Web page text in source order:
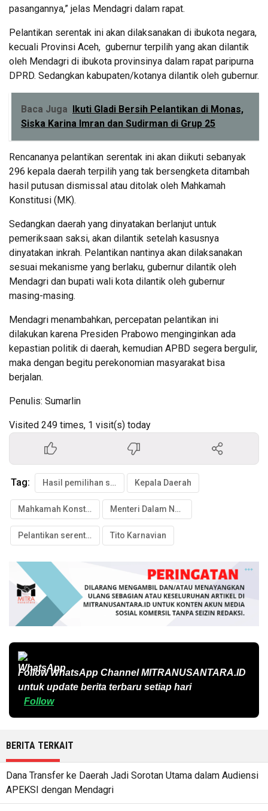
pasangannya,” jelas Mendagri dalam rapat.
Pelantikan serentak ini akan dilaksanakan di ibukota negara,
kecuali Provinsi Aceh, gubernur terpilih yang akan dilantik
oleh Mendagri di ibukota provinsinya dalam rapat paripurna
DPRD. Sedangkan kabupaten/kotanya dilantik oleh gubernur.
Baca Juga
Ikuti Gladi Bersih Pelantikan di Monas,
Siska Karina Imran dan Sudirman di Grup 25
Rencananya pelantikan serentak ini akan diikuti sebanyak
296 kepala daerah terpilih yang tak bersengketa ditambah
hasil putusan dismissal atau ditolak oleh Mahkamah
Konstitusi (MK).
Sedangkan daerah yang dinyatakan berlanjut untuk
pemeriksaan saksi, akan dilantik setelah kasusnya
dinyatakan inkrah. Pelantikan nantinya akan dilaksanakan
sesuai mekanisme yang berlaku, gubernur dilantik oleh
Mendagri dan bupati wali kota dilantik oleh gubernur
masing-masing.
Mendagri menambahkan, percepatan pelantikan ini
dilakukan karena Presiden Prabowo menginginkan ada
kepastian politik di daerah, kemudian APBD segera bergulir,
maka dengan begitu perekonomian masyarakat bisa
berjalan.
Penulis: Sumarlin
Visited 249 times, 1 visit(s) today
Tag: Hasil pemilihan serentak Kepala Daerah
Mahkamah Konstitusi Menteri Dalam Negeri
Pelantikan serentak Tito Karnavian
Follow WhatsApp ChannelMITRANUSANTARA.ID
untuk update berita terbaru setiap hari
Follow
BERITA TERKAIT
Dana Transfer ke Daerah Jadi Sorotan Utama dalam Audiensi
APEKSI dengan Mendagri